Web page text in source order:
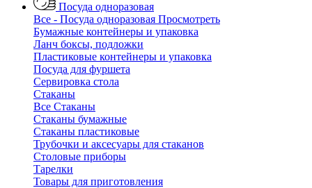
Посуда одноразовая
Все - Посуда одноразовая Просмотреть
Бумажные контейнеры и упаковка
Ланч боксы, подложки
Пластиковые контейнеры и упаковка
Посуда для фуршета
Сервировка стола
Стаканы
Все Стаканы
Стаканы бумажные
Стаканы пластиковые
Трубочки и аксесуары для стаканов
Столовые приборы
Тарелки
Товары для приготовления